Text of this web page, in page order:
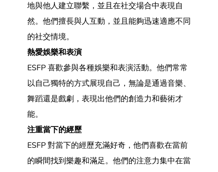
地與他人建立聯繫，並且在社交場合中表現自
然。他們擅長與人互動，並且能夠迅速適應不同
的社交情境。
熱愛娛樂和表演
ESFP 喜歡參與各種娛樂和表演活動。他們常常
以自己獨特的方式展現自己，無論是通過音樂、
舞蹈還是戲劇，表現出他們的創造力和藝術才
能。
注重當下的經歷
ESFP 對當下的經歷充滿好奇，他們喜歡在當前
的瞬間找到樂趣和滿足。他們的注意力集中在當